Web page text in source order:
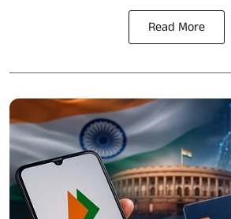
Read More